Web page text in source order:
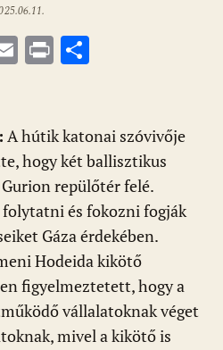
E
l
Pr
m
e
g
A hútik katonai szóvivője
hogy két ballisztikus
repülőtér felé.
és fokozni fogják
Gáza érdekében.
Hodeida kikötő
figyelmeztetett, hogy a
vállalatoknak véget
mivel a kikötő is